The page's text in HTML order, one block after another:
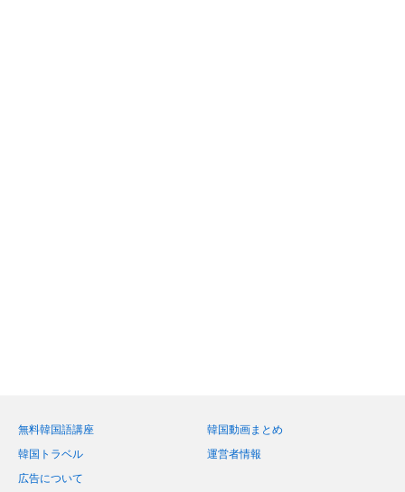
無料韓国語講座
韓国動画まとめ
韓国トラベル
運営者情報
広告について